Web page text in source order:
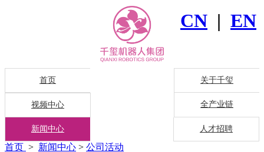
CN | EN
首页 关于千玺
视频中心 全产业链
新闻中心 人才招聘
首页 > 新闻中心 > 公司活动